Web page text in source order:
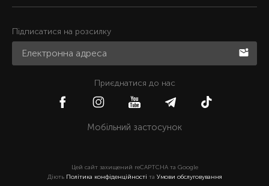
Підписатися на розсилку
Приєднатися до нас
Мобільний застосунок
Цей сайт захищений reCAPTCHA та Google
Діють Політика конфіденційності та Умови обслуговування